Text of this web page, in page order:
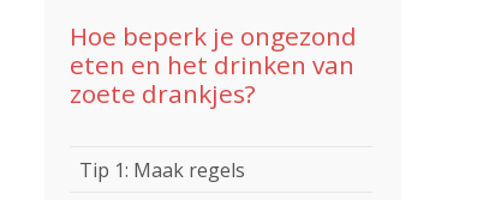
Hoe beperk je ongezond
eten en het drinken van
zoete drankjes?
Tip 1: Maak regels